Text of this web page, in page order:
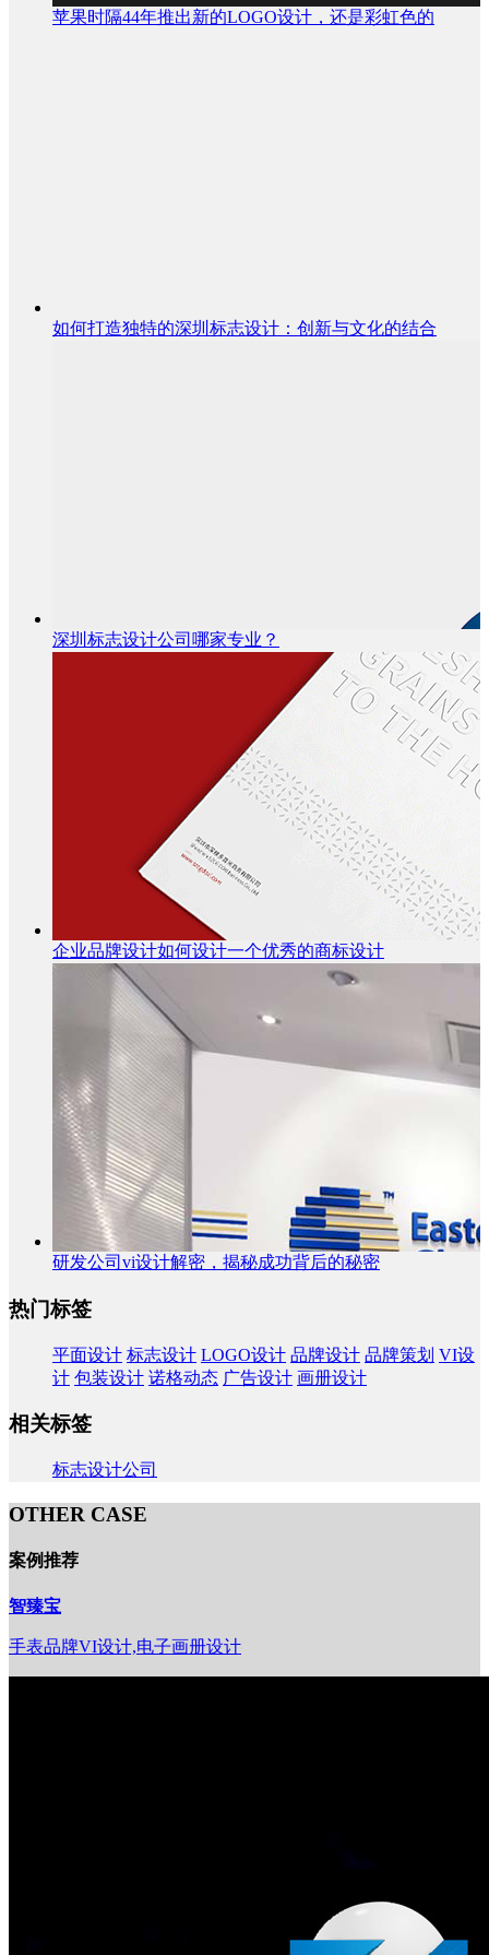
苹果时隔44年推出新的LOGO设计，还是彩虹色的
如何打造独特的深圳标志设计：创新与文化的结合
深圳标志设计公司哪家专业？
企业品牌设计如何设计一个优秀的商标设计
研发公司vi设计解密，揭秘成功背后的秘密
热门标签
平面设计 标志设计 LOGO设计 品牌设计 品牌策划 VI设
计 包装设计 诺格动态 广告设计 画册设计
相关标签
标志设计公司
OTHER CASE
案例推荐
智臻宝
手表品牌VI设计,电子画册设计